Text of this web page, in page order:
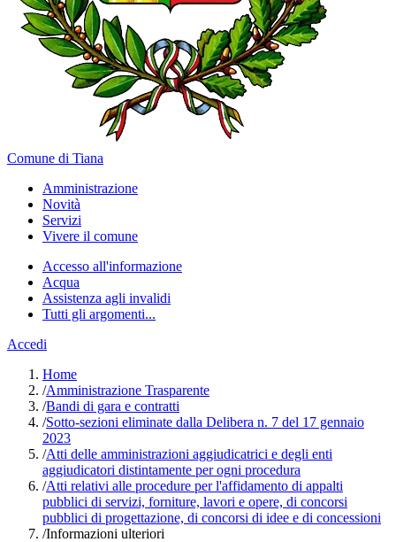
Comune di Tiana
Amministrazione
Novità
Servizi
Vivere il comune
Accesso all'informazione
Acqua
Assistenza agli invalidi
Tutti gli argomenti...
Accedi
Home
/Amministrazione Trasparente
/Bandi di gara e contratti
/Sotto-sezioni eliminate dalla Delibera n. 7 del 17 gennaio
2023
/Atti delle amministrazioni aggiudicatrici e degli enti
aggiudicatori distintamente per ogni procedura
/Atti relativi alle procedure per l'affidamento di appalti
pubblici di servizi, forniture, lavori e opere, di concorsi
pubblici di progettazione, di concorsi di idee e di concessioni
/Informazioni ulteriori